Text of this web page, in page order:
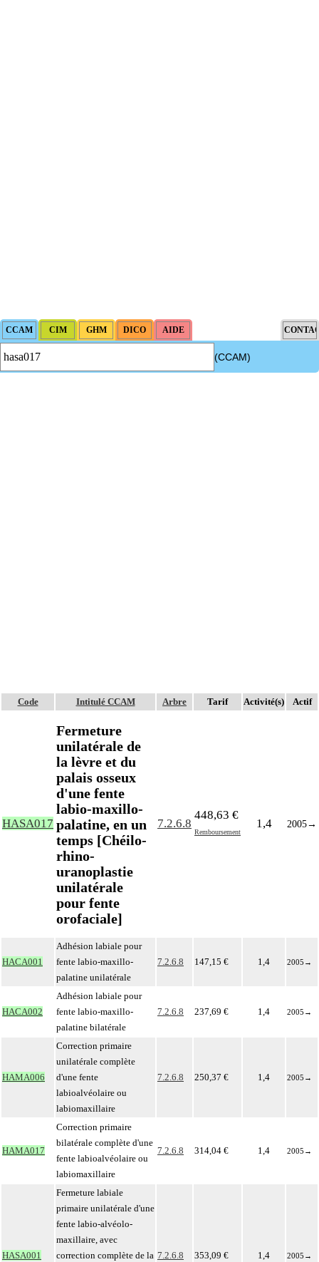
(CCAM)
Code Intitulé CCAM Arbre Tarif Activité(s) Actif
HASA017
Fermeture
unilatérale de
la lèvre et du
palais osseux
d'une fente
labio-maxillo-
palatine, en un
temps [Chéilo-
rhino-
uranoplastie
unilatérale
pour fente
orofaciale]
7.2.6.8
448,63 €
Remboursement
1,4 2005→
HACA001
Adhésion labiale pour
fente labio-maxillo-
palatine unilatérale
7.2.6.8 147,15 € 1,4 2005 →
HACA002
Adhésion labiale pour
fente labio-maxillo-
palatine bilatérale
7.2.6.8 237,69 € 1,4 2005 →
HAMA006
Correction primaire
unilatérale complète
d'une fente
labioalvéolaire ou
labiomaxillaire
7.2.6.8 250,37 € 1,4 2005 →
HAMA017
Correction primaire
bilatérale complète d'une
fente labioalvéolaire ou
labiomaxillaire
7.2.6.8 314,04 € 1,4 2005 →
HASA001
Fermeture labiale
primaire unilatérale d'une
fente labio-alvéolo-
maxillaire, avec
correction complète de la 7.2.6.8 353,09 € 1,4 2005 →